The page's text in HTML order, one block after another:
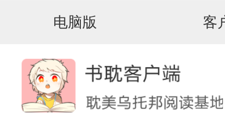
电脑版 客